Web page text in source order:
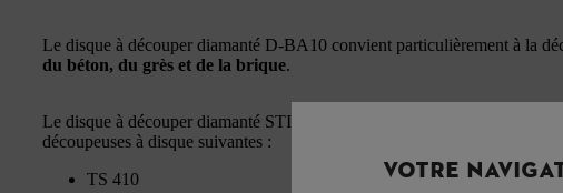
Le disque à découper diamanté D-BA10 convient particulièrement à la
du béton, du grès et de la brique.
Le disque à découper diamanté STIHL D-BA10, d’un diamètre de 300
découpeuses à disque suivantes :
TS 410
VOTRE